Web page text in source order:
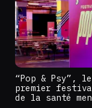
“Pop & Psy”, le
premier
de la santé